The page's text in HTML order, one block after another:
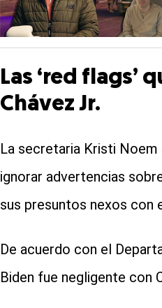
Las ‘red flags’
Chávez Jr.
La secretaria Kristi
ignorar advertencias
sus presuntos nexos con
De acuerdo con el
Biden fue negligente con